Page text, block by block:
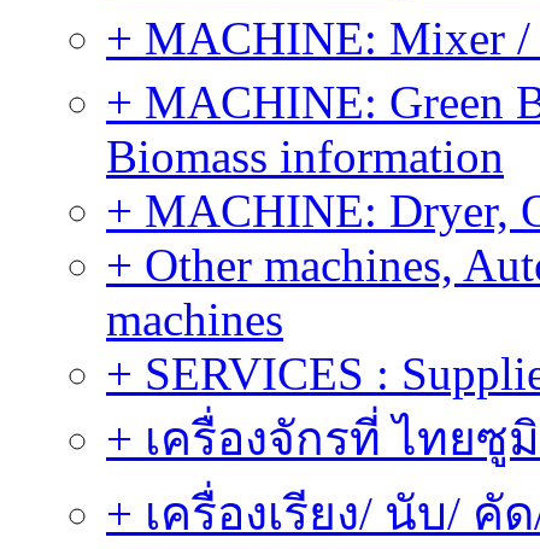
+ MACHINE: Mixer
+ MACHINE: Green
Biomass information
+ MACHINE: Dryer,
+ Other machines,
machines
+ SERVICES :
+ เครื่องจักรที่ ไทยซู
+ เครื่องเรียง/ นับ/ คั